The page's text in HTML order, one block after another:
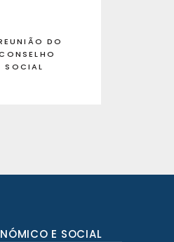
DO
SOCIAL
E SOCIAL